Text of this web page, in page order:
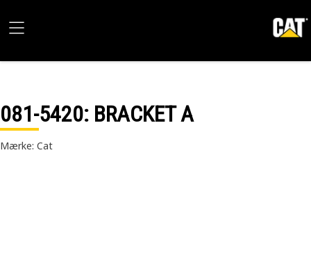
081-5420: BRACKET A
Mærke: Cat